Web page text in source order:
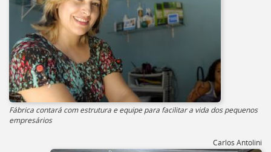
Fábrica contará com estrutura e equipe para facilitar a vida dos pequenos
empresários
Carlos Antolini